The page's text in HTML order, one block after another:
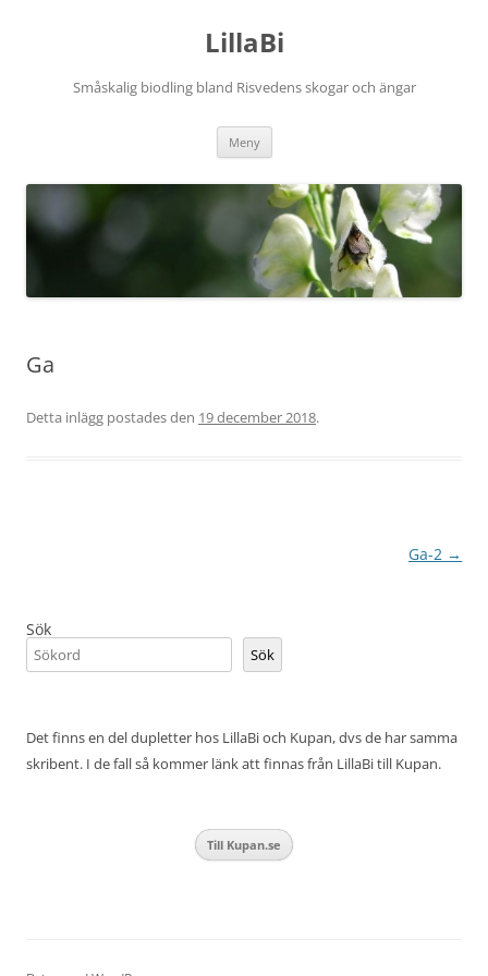
LillaBi
Småskalig biodling bland Risvedens skogar och ängar
Meny
Ga
Detta inlägg postades den 19 december 2018.
Ga-2 →
Sök
Sök
Det finns en del dupletter hos LillaBi och Kupan, dvs de har samma
skribent. I de fall så kommer länk att finnas från LillaBi till Kupan.
Till Kupan.se